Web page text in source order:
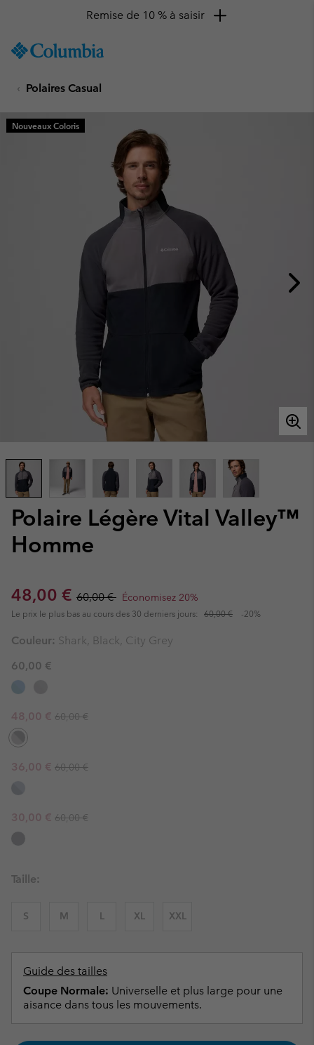
TO
SKIP
MAIN
NAV
Remise de 10 % à saisir
Polaires Casual
Polaire Légère Vital Valley™
Homme
Sale price:
48,00 € Regular price:
60,00 € Économisez 20%
Le prix le plus bas au cours des 30 derniers jours: 60,00 € -20%
Nouveaux Coloris
Couleur: Shark, Black, City Grey
60,00 €
Sale price:
48,00 € Regular price:
60,00 €
Sale price:
36,00 € Regular price:
60,00 €
Sale price:
30,00 € Regular price:
60,00 €
Taille:
S M L XL XXL
Guide des tailles
Coupe Normale: Universelle et plus large pour une
aisance dans tous les mouvements.